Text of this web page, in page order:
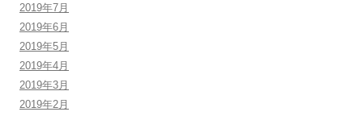
2019年7月
2019年6月
2019年5月
2019年4月
2019年3月
2019年2月